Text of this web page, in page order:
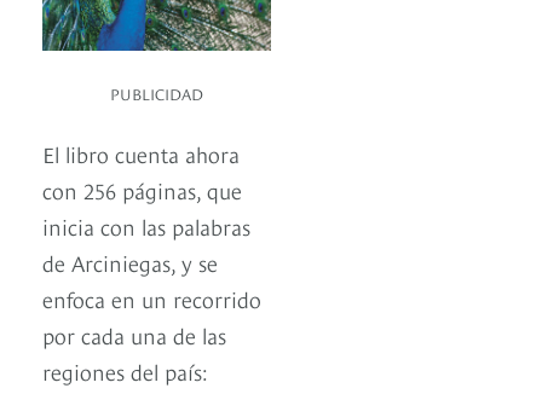
PUBLICIDAD
El libro cuenta ahora
con 256 páginas, que
inicia con las palabras
de Arciniegas, y se
enfoca en un recorrido
por cada una de las
regiones del país: